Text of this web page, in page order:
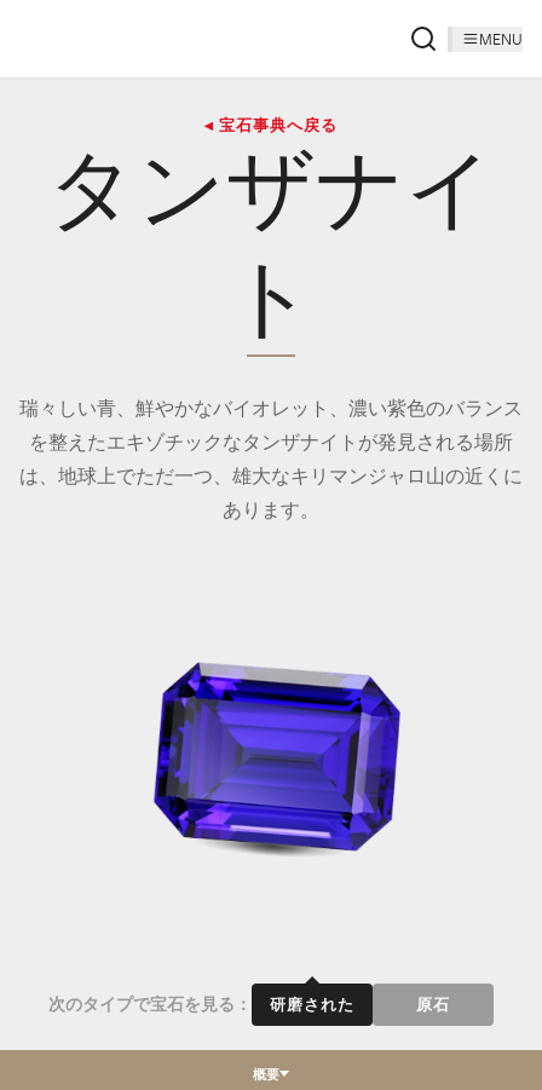
MENU
◂ 宝石事典へ戻る
タンザナイ
ト
瑞々しい青、鮮やかなバイオレット、濃い紫色のバランス
を整えたエキゾチックなタンザナイトが発見される場所
は、地球上でただ一つ、雄大なキリマンジャロ山の近くに
あります。
次のタイプで宝石を見る： 研磨された 原石
概要